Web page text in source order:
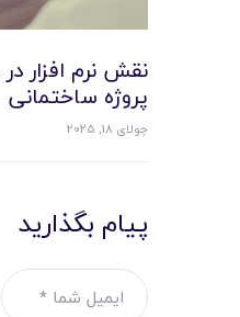
نقش نرم‌ افزار در
پروژه ساختمانی
جولای 18, 2025
پیام بگذارید